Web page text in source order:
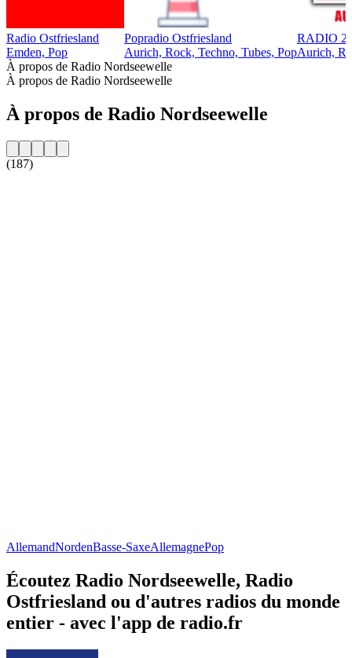
Radio Ostfriesland
Emden, Pop
Popradio Ostfriesland
Aurich, Rock, Techno, Tubes, Pop
RADIO
Aurich,
À propos de Radio Nordseewelle
À propos de Radio Nordseewelle
À propos de Radio Nordseewelle
(187)
AllemandNordenBasse-SaxeAllemagnePop
Écoutez Radio Nordseewelle, Radio
Ostfriesland ou d'autres radios du monde
entier - avec l'app de radio.fr